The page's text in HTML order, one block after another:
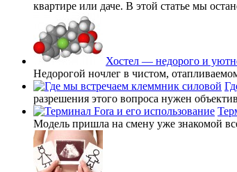
квартире или даче. В этой статье мы
Хостел — недорого и
Недорогой ночлег в чистом,
разрешения этого вопроса нужен
Модель пришла на смену уже знакомой